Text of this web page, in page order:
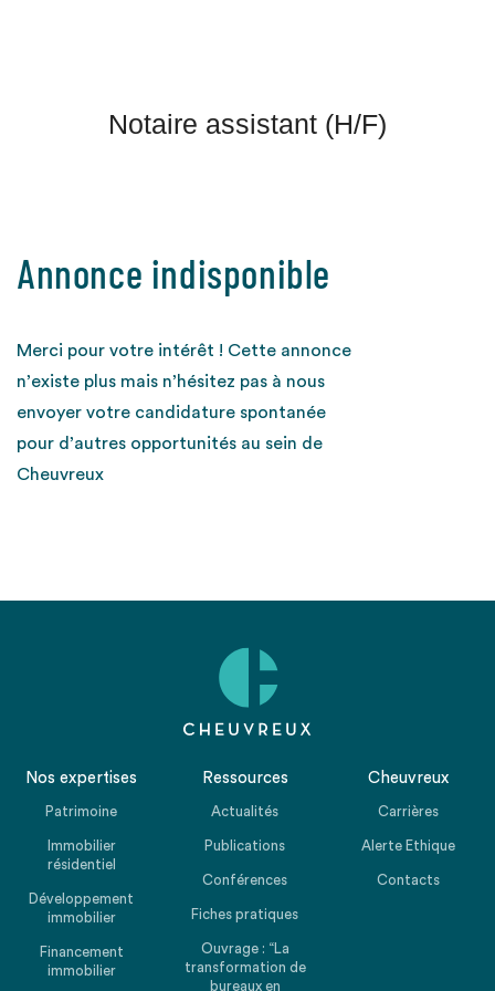
Notaire assistant (H/F)
Annonce indisponible
Merci pour votre intérêt ! Cette annonce
n’existe plus mais n’hésitez pas à nous
envoyer votre candidature spontanée
pour d’autres opportunités au sein de
Cheuvreux
Nos expertises
Patrimoine
Immobilier
résidentiel
Développement
immobilier
Financement
immobilier
Ressources
Actualités
Publications
Conférences
Fiches pratiques
Ouvrage : “La
transformation de
bureaux en
Cheuvreux
Carrières
Alerte Ethique
Contacts